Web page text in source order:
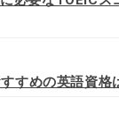
すめの英語資格